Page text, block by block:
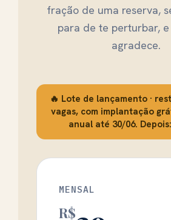
fração de uma reserva,
para de te perturbar,
agradece.
🔥 Lote de lançamento ·
vagas, com implantação
anual até 30/06.
MENSAL
R$